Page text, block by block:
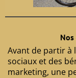
Avant de partir à
sociaux et des
marketing, une